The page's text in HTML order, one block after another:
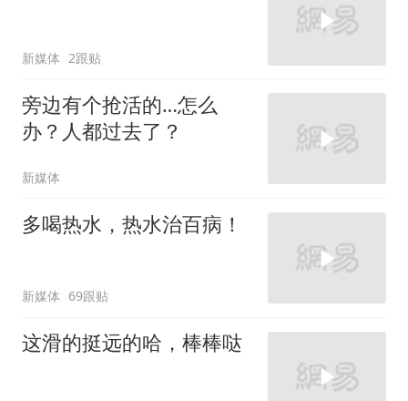
新媒体 2跟贴
旁边有个抢活的…怎么
办？人都过去了？
新媒体
多喝热水，热水治百病！
新媒体 69跟贴
这滑的挺远的哈，棒棒哒